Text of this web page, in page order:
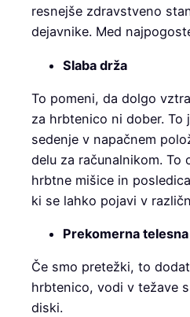
resnejše zdravstveno
dejavnike. Med
Slaba drža
To pomeni, da dolgo
za hrbtenico ni dober. To
sedenje v napačnem
delu za računalnikom. To
hrbtne mišice in
ki se lahko pojavi v
Prekomerna
Če smo pretežki, to
hrbtenico, vodi v težave
diski.